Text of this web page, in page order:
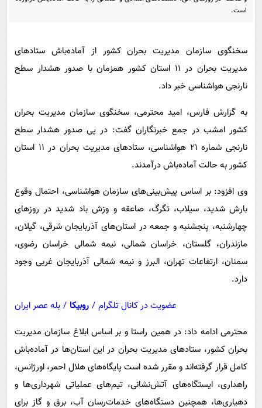
سرگرمی
گوناگون
حوادث
سلامت
فرهنگی
سیاست خارجی
پیامک
آشپزی
دانلود
است.
سخنگوی سازمان مدیریت بحران کشور از آماده‌باش ستادهای
مدیریت بحران در ۱۱ استان کشور همزمان با صدور هشدار سطح
نارنجی هواشناسی خبر داد.
به گزارش فارس، امید محترمی، سخنگوی سازمان مدیریت بحران
کشور امشب در جمع خبرنگاران گفت: در پی صدور هشدار سطح
نارنجی شماره ۲۱ هواشناسی، ستادهای مدیریت بحران در ۱۱ استان
کشور به حالت آماده‌باش درآمدند.
وی افزود: بر اساس پیش‌بینی‌های سازمان هواشناسی، احتمال وقوع
بارش شدید، سیلاب، تگرگ، صاعقه و وزش باد شدید در روزهای
چهارشنبه، پنجشنبه و جمعه در استان‌های آذربایجان شرقی، گیلان،
مازندران، گلستان، خراسان شمالی، نیمه شمالی خراسان رضوی،
سمنان، ارتفاعات تهران، البرز و نیمه شمالی آذربایجان غربی وجود
دارد.
عضویت در کانال تلگرام / روبیکا / بله عصر ایران
محترمی ادامه داد: در همین راستا و بر اساس ابلاغ سازمان مدیریت
بحران کشور، ستادهای مدیریت بحران در این استان‌ها در آماده‌باش
کامل قرار گرفته‌اند و مقرر شده است پایگاه‌های هلال احمر، اورژانس،
راهداری، ایستگاه‌های آتش‌نشانی، تیم‌های عملیاتی شهرداری‌ها و
دهیاری‌ها، همچنین دستگاه‌های خدمات‌رسان آب، برق و گاز برای